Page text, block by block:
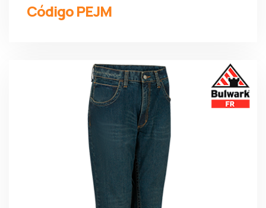
Código PEJM